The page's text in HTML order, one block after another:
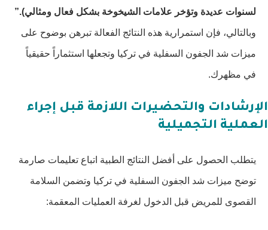
لسنوات عديدة وتؤخر علامات الشيخوخة بشكل فعال ومثالي).”
وبالتالي، فإن استمرارية هذه النتائج الفعالة تبرهن بوضوح على
ميزات شد الجفون السفلية في تركيا وتجعلها استثماراً حقيقياً
في مظهرك.
الإرشادات والتحضيرات اللازمة قبل إجراء
العملية التجميلية
يتطلب الحصول على أفضل النتائج الطبية اتباع تعليمات صارمة
توضح ميزات شد الجفون السفلية في تركيا وتضمن السلامة
القصوى للمريض قبل الدخول لغرفة العمليات المعقمة: